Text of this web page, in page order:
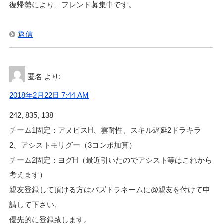
復帰勢により、フレンド募集中です。
返信
匿名 より:
2018年2月22日 7:44 AM
242, 835, 138
チーム1固定：アヌビスH、雲耐性、スキル遅延2ドラキラ
2、アシストモリグー（3コンボ加算）
チーム2固定：ヨグH（最近引いたのでアシスト等はこれから
考えます）
親友登録して頂ける方はパズドラネームに@親友を付けて申
請して下さい。
優先的に登録致します。